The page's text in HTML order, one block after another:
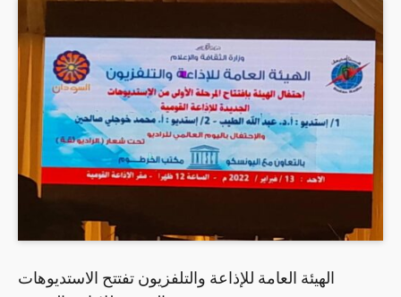
الهيئة العامة للإذاعة والتلفزيون تفتتح الاستديوهات